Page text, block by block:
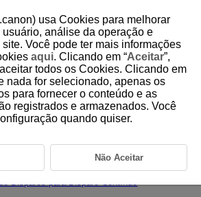
para
de Qualidade de Imagem
usa Cookies para melhorar
análise da operação e
Você pode ter mais informações
aqui. Clicando em “Aceitar”,
todos os Cookies. Clicando em
nada for selecionado, apenas os
para fornecer o conteúdo e as
registrados e armazenados. Você
quando quiser.
Não Aceitar